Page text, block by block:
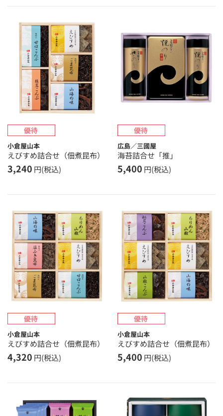
小倉屋山本
えびすめ詰合せ（佃煮昆布）
3,240 円(税込)
広島／三國屋
海苔詰合せ「推」
5,400 円(税込)
小倉屋山本
えびすめ詰合せ（佃煮昆布）
4,320 円(税込)
小倉屋山本
えびすめ詰合せ（佃煮昆布）
5,400 円(税込)